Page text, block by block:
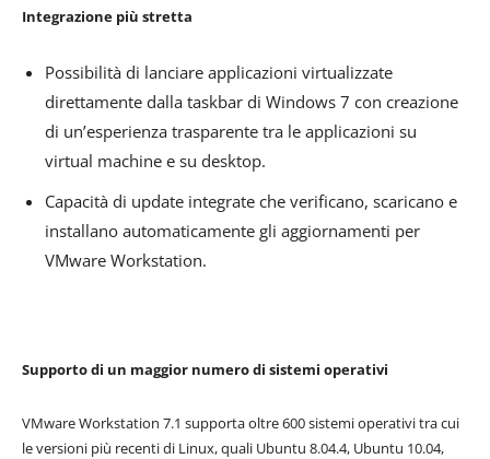
Integrazione più stretta
Possibilità di lanciare applicazioni virtualizzate
direttamente dalla taskbar di Windows 7 con creazione
di un’esperienza trasparente tra le applicazioni su
virtual machine e su desktop.
Capacità di update integrate che verificano, scaricano e
installano automaticamente gli aggiornamenti per
VMware Workstation.
Supporto di un maggior numero di sistemi operativi
VMware Workstation 7.1 supporta oltre 600 sistemi operativi tra cui
le versioni più recenti di Linux, quali Ubuntu 8.04.4, Ubuntu 10.04,